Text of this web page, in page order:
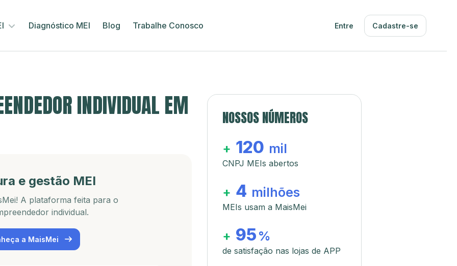
Diagnóstico MEI Blog Trabalhe Conosco Entre Cadastre-se
INDIVIDUAL EM
e gestão MEI
A plataforma feita para o
individual.
a MaisMei
NOSSOS NÚMEROS
+ 120 mil
CNPJ MEIs abertos
+ 4 milhões
MEIs usam a MaisMei
+ 95 %
de satisfação nas lojas de APP